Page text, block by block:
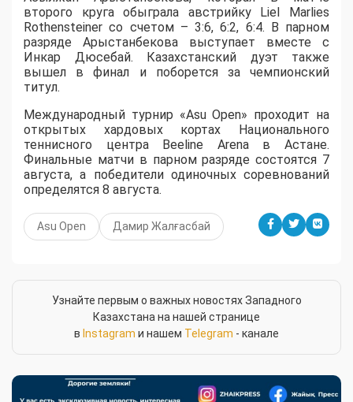
второго круга обыграла австрийку Liel Marlies
Rothensteiner со счетом – 3:6, 6:2, 6:4. В парном
разряде Арыстанбекова выступает вместе с
Инкар Дюсебай. Казахстанский дуэт также
вышел в финал и поборется за чемпионский
титул.
Международный турнир «Asu Open» проходит на
открытых хардовых кортах Национального
теннисного центра Beeline Arena в Астане.
Финальные матчи в парном разряде состоятся 7
августа, а победители одиночных соревнований
определятся 8 августа.
Asu Open Дамир Жалғасбай
Узнайте первым о важных новостях Западного
Казахстана на нашей странице
в Instagram и нашем Telegram - канале